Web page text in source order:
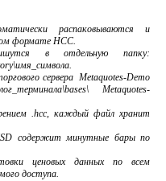
распаковываются и
формате HCC.
в отдельную папку:
сервера Metaquotes-Demo
Metaquotes-
.hcc, каждый файл хранит
содержит минутные бары по
ценовых данных по всем
доступа.